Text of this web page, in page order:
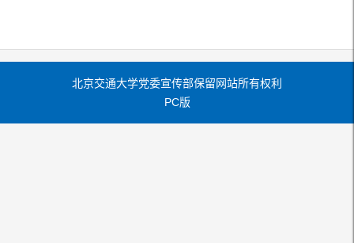
北京交通大学党委宣传部保留网站所有权利
PC版